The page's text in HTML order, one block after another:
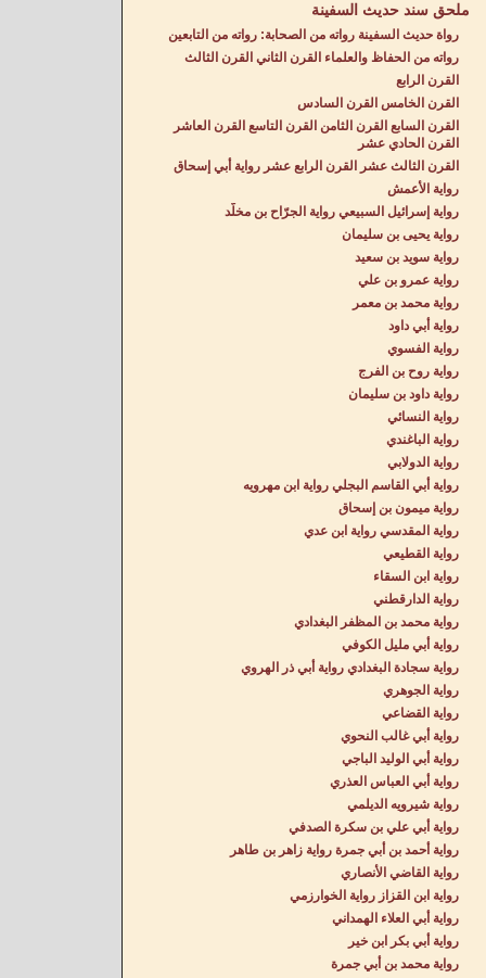
ملحق سند حديث السفينة
رواة حديث السفينة رواته من الصحابة: رواته من التابعين
رواته من الحفاظ والعلماء القرن الثاني القرن الثالث
القرن الرابع
القرن الخامس القرن السادس
القرن السابع القرن الثامن القرن التاسع القرن العاشر
القرن الحادي عشر
القرن الثالث عشر القرن الرابع عشر رواية أبي إسحاق
رواية الأعمش
رواية إسرائيل السبيعي رواية الجرّاح بن مخلّد
رواية يحيى بن سليمان
رواية سويد بن سعيد
رواية عمرو بن علي
رواية محمد بن معمر
رواية أبي داود
رواية الفسوي
رواية روح بن الفرج
رواية داود بن سليمان
رواية النسائي
رواية الباغندي
رواية الدولابي
رواية أبي القاسم البجلي رواية ابن مهرويه
رواية ميمون بن إسحاق
رواية المقدسي رواية ابن عدي
رواية القطيعي
رواية ابن السقاء
رواية الدارقطني
رواية محمد بن المظفر البغدادي
رواية أبي مليل الكوفي
رواية سجادة البغدادي رواية أبي ذر الهروي
رواية الجوهري
رواية القضاعي
رواية أبي غالب النحوي
رواية أبي الوليد الباجي
رواية أبي العباس العذري
رواية شيرويه الديلمي
رواية أبي علي بن سكرة الصدفي
رواية أحمد بن أبي جمرة رواية زاهر بن طاهر
رواية القاضي الأنصاري
رواية ابن القزاز رواية الخوارزمي
رواية أبي العلاء الهمداني
رواية أبي بكر ابن خير
رواية محمد بن أبي جمرة